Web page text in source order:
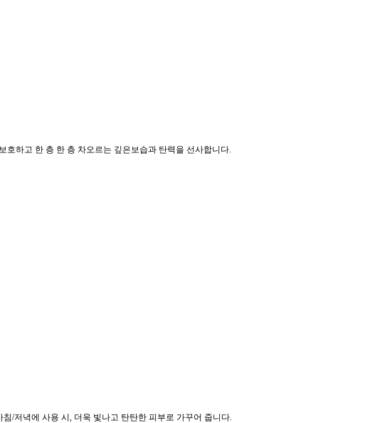
하고 한 층 한 층 차오르는 깊은보습과 탄력을 선사합니다.
/저녁에 사용 시, 더욱 빛나고 탄탄한 피부로 가꾸어 줍니다.